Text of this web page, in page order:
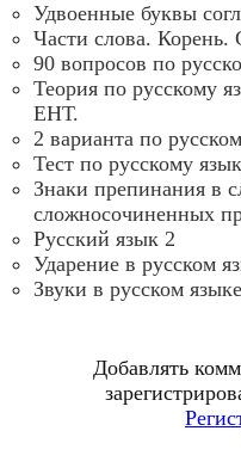
Удвоенные буквы
Части слова.
90 вопросов по
Теория по русскому
ЕНТ.
2 варианта по
Тест по русскому
Знаки препинания в
сложносочиненных
Русский язык 2
Ударение в русском
Звуки в русском
Добавлять